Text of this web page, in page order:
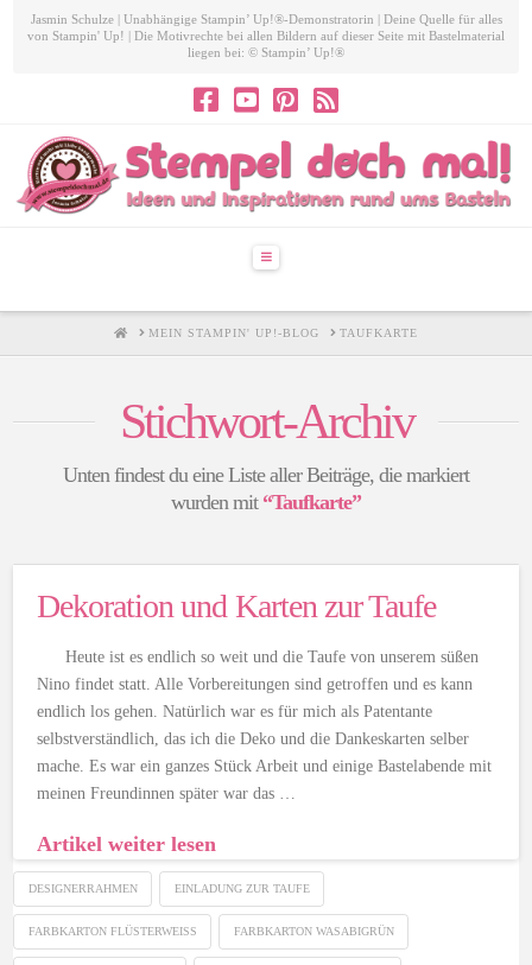
Jasmin Schulze | Unabhängige Stampin’ Up!®-Demonstratorin | Deine Quelle für alles
von Stampin' Up! | Die Motivrechte bei allen Bildern auf dieser Seite mit Bastelmaterial
liegen bei: © Stampin’ Up!®
Navigation
HOMEMEIN STAMPIN' UP!-BLOG TAUFKARTE
Stichwort-Archiv
Unten findest du eine Liste aller Beiträge, die markiert
wurden mit “Taufkarte”
Dekoration und Karten zur Taufe
Heute ist es endlich so weit und die Taufe von unserem süßen
Nino findet statt. Alle Vorbereitungen sind getroffen und es kann
endlich los gehen. Natürlich war es für mich als Patentante
selbstverständlich, das ich die Deko und die Dankeskarten selber
mache. Es war ein ganzes Stück Arbeit und einige Bastelabende mit
meinen Freundinnen später war das …
Artikel weiter lesen
DESIGNERRAHMEN EINLADUNG ZUR TAUFE
FARBKARTON FLÜSTERWEISS FARBKARTON WASABIGRÜN